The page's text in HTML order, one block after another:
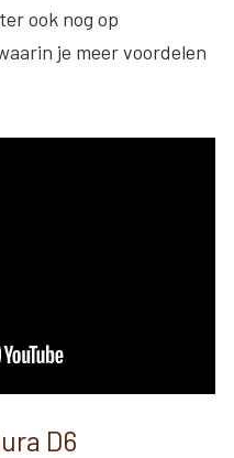
ook nog op
je meer voordelen
D6